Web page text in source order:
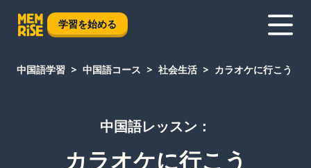
学習を始める
中国語学習 中国語コース 社会生活 カラオケに行こう
中国語レッスン：
カラオケに行こう